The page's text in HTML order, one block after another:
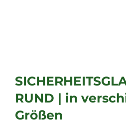
RUND | in
Größen